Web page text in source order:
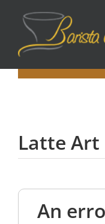
Inhalt
springen
Latte Art
An